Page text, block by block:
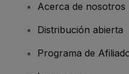
Acerca de nosotros
Distribución abierta
Programa de